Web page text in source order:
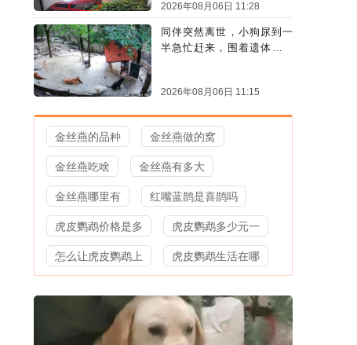
2026年08月06日 11:28
同伴突然离世，小狗尿到一
半急忙赶来，围着遗体久久
2026年08月06日 11:15
金丝燕的品种 金丝燕做的窝
金丝燕吃啥 金丝燕有多大
金丝燕哪里有 红嘴蓝鹊是喜鹊吗
虎皮鹦鹉价格是多 虎皮鹦鹉多少元一
怎么让虎皮鹦鹉上 虎皮鹦鹉生活在哪